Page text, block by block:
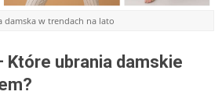
damska w trendach na lato
Które ubrania damskie